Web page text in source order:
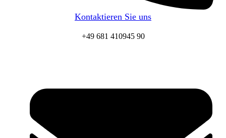
Kontaktieren Sie uns
+49 681 410945 90